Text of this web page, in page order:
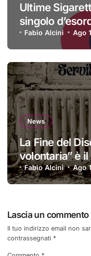
Ultime
singolo
Fabio Alcini Ago
News
La Fine del
volontaria” è
Fabio Alcini Ago
Lascia un commento
Il tuo indirizzo email non
contrassegnati *